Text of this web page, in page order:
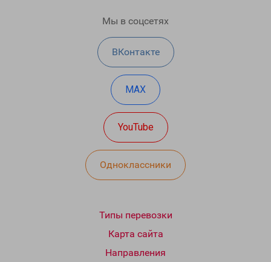
Мы в соцсетях
ВКонтакте
MAX
YouTube
Одноклассники
Типы перевозки
Карта сайта
Направления